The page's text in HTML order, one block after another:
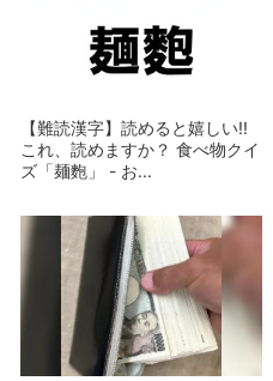
【難読漢字】読めると嬉しい!!
これ、読めますか？ 食べ物クイ
ズ「麺麭」 - お...